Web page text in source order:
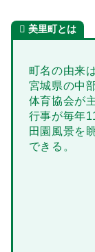
美里町とは
町名の由来
宮城県の中
体育協会が
行事が毎年
田園風景を
できる。